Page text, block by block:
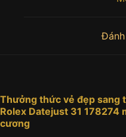
Thưởng thức vẻ đẹp sang
Rolex Datejust 31 178274
cương